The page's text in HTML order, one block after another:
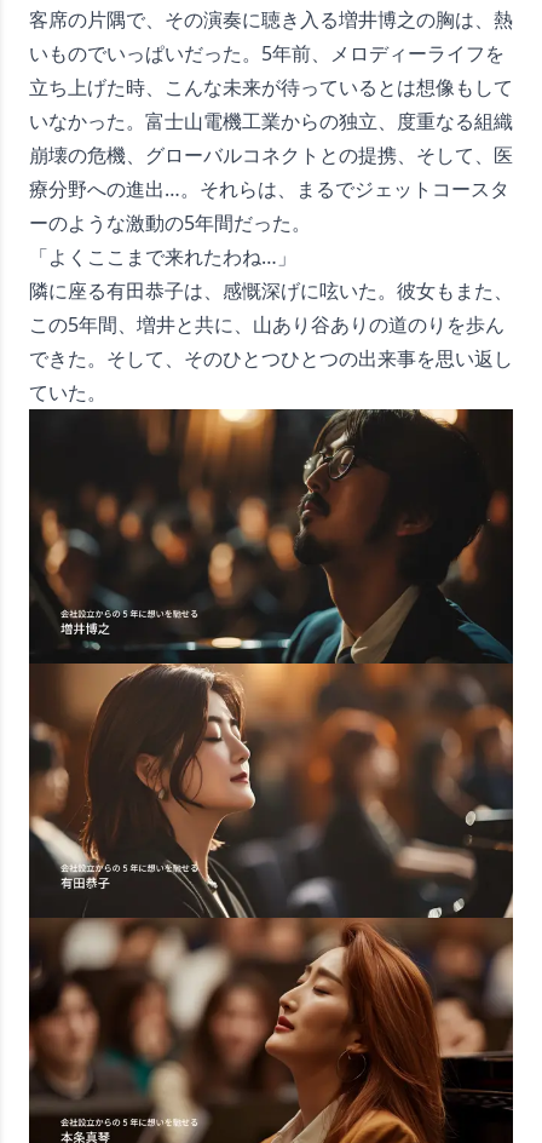
客席の片隅で、その演奏に聴き入る増井博之の胸は、熱
いものでいっぱいだった。5年前、メロディーライフを
立ち上げた時、こんな未来が待っているとは想像もして
いなかった。富士山電機工業からの独立、度重なる組織
崩壊の危機、グローバルコネクトとの提携、そして、医
療分野への進出…。それらは、まるでジェットコースタ
ーのような激動の5年間だった。
「よくここまで来れたわね…」
隣に座る有田恭子は、感慨深げに呟いた。彼女もまた、
この5年間、増井と共に、山あり谷ありの道のりを歩ん
できた。そして、そのひとつひとつの出来事を思い返し
ていた。